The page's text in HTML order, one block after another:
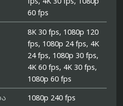
60 fps
8K 30 fps, 1080p 120
fps, 1080p 24 fps, 4K
24 fps, 1080p 30 fps,
4K 60 fps, 4K 30 fps,
1080p 60 fps
1080p 240 fps